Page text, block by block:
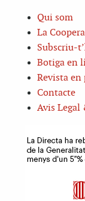
Qui som
La
Subscriu-
Botiga en
Revista en
Contacte
Avis Legal